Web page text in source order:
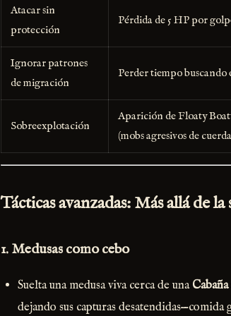
Atacar sin
protección
Pérdida de 5 HP por
Ignorar patrones
de migración
Perder tiempo buscando
Sobreexplotación
Aparición de Floaty
(mobs agresivos de
Tácticas avanzadas: Más allá de
1. Medusas como cebo
Suelta una medusa viva cerca de una
dejando sus capturas desatendidas—comida